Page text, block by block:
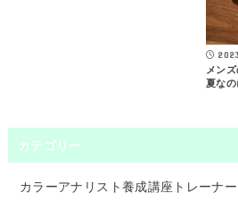
メン
夏なの
カテゴリー
カラーアナリスト養成講座トレーナ